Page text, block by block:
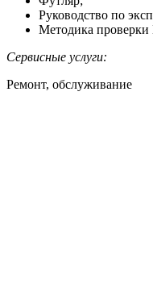
Руководство по
Методика
Сервисные услуги:
Ремонт, обслуживание